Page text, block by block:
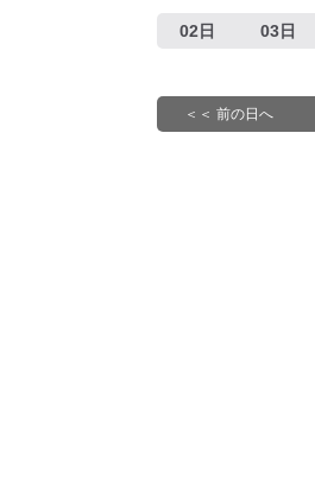
02日 03日
＜＜ 前の日へ